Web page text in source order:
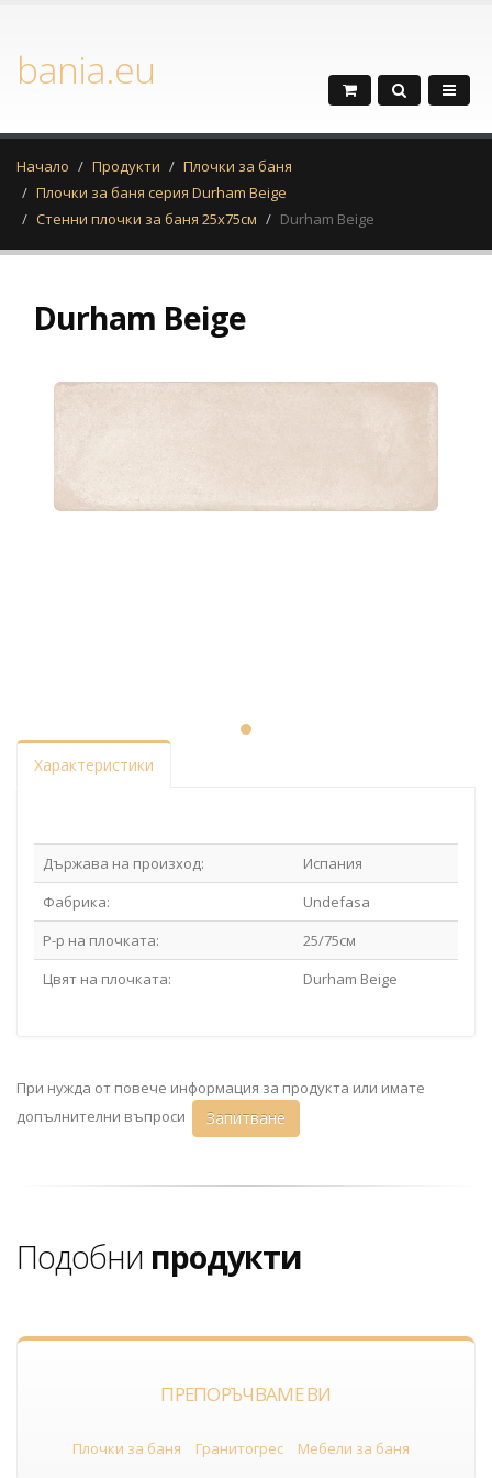
bania.eu
Начало Продукти
Плочки за баня
Плочки за баня серия Durham Beige
Стенни плочки за баня 25х75см
Durham Beige
Durham Beige
Характеристики
Държава на произход:
Испания
Фабрика:
Undefasa
Р-р на плочката:
25/75см
Цвят на плочката:
Durham Beige
При нужда от повече информация за продукта или имате
допълнителни въпроси
Запитване
Подобни продукти
ПРЕПОРЪЧВАМЕ ВИ
Плочки за баня Гранитогрес Мебели за баня